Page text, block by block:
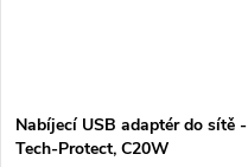
Nabíjecí USB adaptér do sítě -
Tech-Protect, C20W